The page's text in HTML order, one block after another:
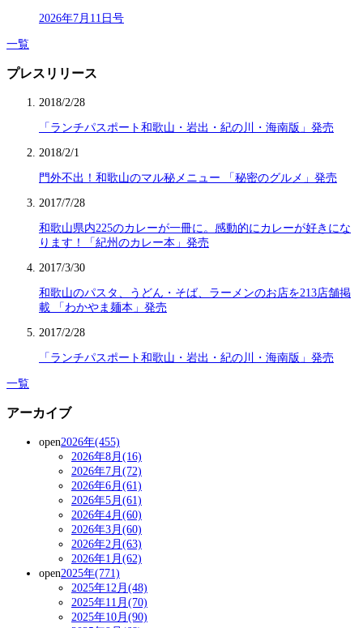
2026年7月11日号
一覧
プレスリリース
2018/2/28
「ランチパスポート和歌山・岩出・紀の川・海南版」発売
2018/2/1
門外不出！和歌山のマル秘メニュー 「秘密のグルメ」発売
2017/7/28
和歌山県内225のカレーが一冊に。感動的にカレーが好きにな
ります！「紀州のカレー本」発売
2017/3/30
和歌山のパスタ、うどん・そば、ラーメンのお店を213店舗掲
載 「わかやま麺本」発売
2017/2/28
「ランチパスポート和歌山・岩出・紀の川・海南版」発売
一覧
アーカイブ
open2026年(455)
2026年8月(16)
2026年7月(72)
2026年6月(61)
2026年5月(61)
2026年4月(60)
2026年3月(60)
2026年2月(63)
2026年1月(62)
open2025年(771)
2025年12月(48)
2025年11月(70)
2025年10月(90)